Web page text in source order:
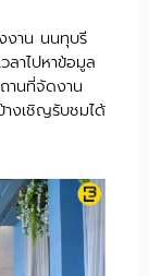
าน นนทุบรี
ลาไปหาข้อมูล
านที่จัดงาน
างเชิญรับชมได้